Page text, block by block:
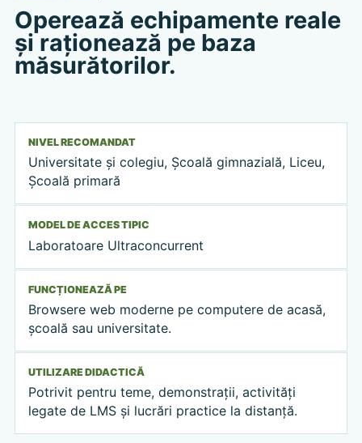
Operează echipamente reale
și raționează pe baza
măsurătorilor.
NIVEL RECOMANDAT
Universitate și colegiu, Școală gimnazială, Liceu,
Școală primară
MODEL DE ACCES TIPIC
Laboratoare Ultraconcurrent
FUNCȚIONEAZĂ PE
Browsere web moderne pe computere de acasă,
școală sau universitate.
UTILIZARE DIDACTICĂ
Potrivit pentru teme, demonstrații, activități
legate de LMS și lucrări practice la distanță.